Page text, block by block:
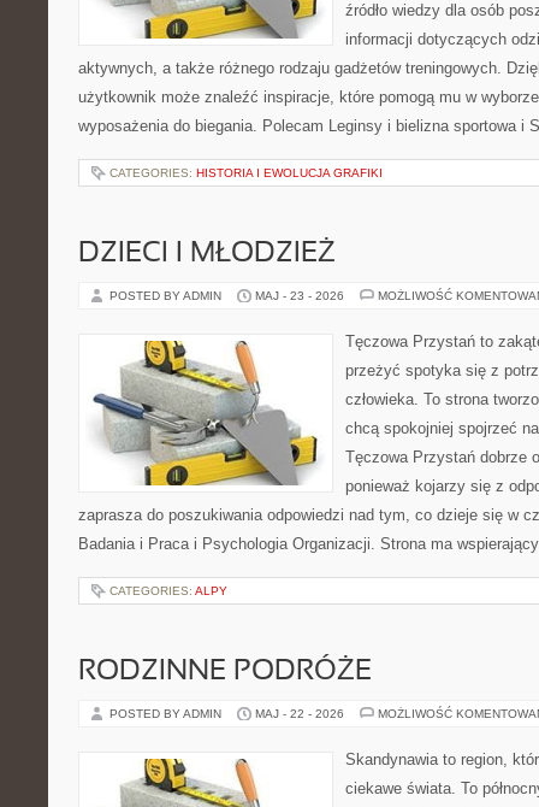
źródło wiedzy dla osób
informacji dotyczących
aktywnych, a także różnego rodzaju gadżetów treningowych.
użytkownik może znaleźć inspiracje, które pomogą mu w
wyposażenia do biegania. Polecam Leginsy i bielizna sportowa i
CATEGORIES: HISTORIA I EWOLUCJA GRAFIKI
DZIECI I MŁODZIEŻ
POSTED BY ADMIN MAJ - 23 - 2026 MOŻLIWOŚĆ
Tęczowa Przystań to
przeżyć spotyka się z
człowieka. To strona
chcą spokojniej spojrzeć
Tęczowa Przystań dobrze
ponieważ kojarzy się z
zaprasza do poszukiwania odpowiedzi nad tym, co dzieje się w
Badania i Praca i Psychologia Organizacji. Strona ma
CATEGORIES: ALPY
RODZINNE PODRÓŻE
POSTED BY ADMIN MAJ - 22 - 2026 MOŻLIWOŚĆ
Skandynawia to region,
ciekawe świata. To